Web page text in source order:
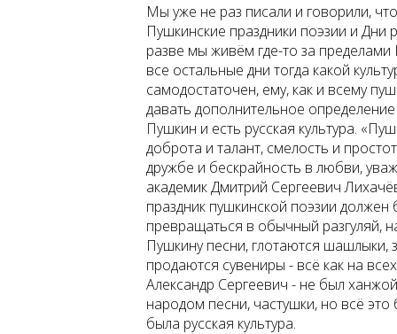
Мы уже не раз писали и говорили,
Пушкинские праздники поэзии и Дни
разве мы живём где-то за пределами
все остальные дни тогда какой
самодостаточен, ему, как и всему
давать дополнительное
Пушкин и есть русская культура.
доброта и талант, смелость и
дружбе и бескрайность в любви,
академик Дмитрий Сергеевич
праздник пушкинской поэзии
превращаться в обычный разгуляй,
Пушкину песни, глотаются
продаются сувениры - всё как на
Александр Сергеевич - не был
народом песни, частушки, но всё
была русская культура.